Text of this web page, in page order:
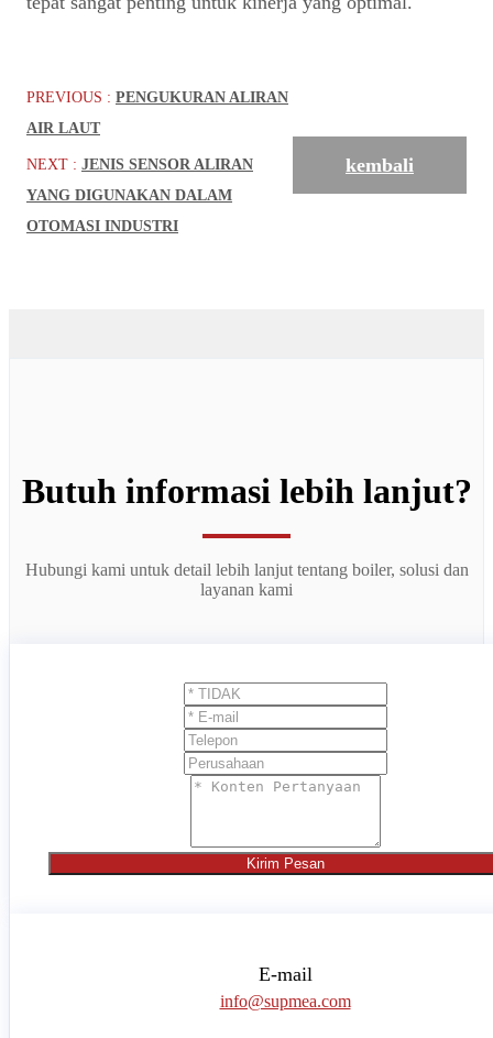
PREVIOUS : PENGUKURAN ALIRAN
AIR LAUT
NEXT : JENIS SENSOR ALIRAN
YANG DIGUNAKAN DALAM
OTOMASI INDUSTRI
kembali
Butuh informasi lebih lanjut?
Hubungi kami untuk detail lebih lanjut tentang boiler, solusi dan
layanan kami
Kirim Pesan
E-mail
info@supmea.com